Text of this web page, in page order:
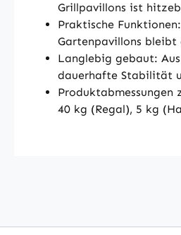
Grillpavillons ist
Praktische
Gartenpavillons
Langlebig gebaut:
dauerhafte Stabilität
Produktabmessungen
40 kg (Regal), 5 kg